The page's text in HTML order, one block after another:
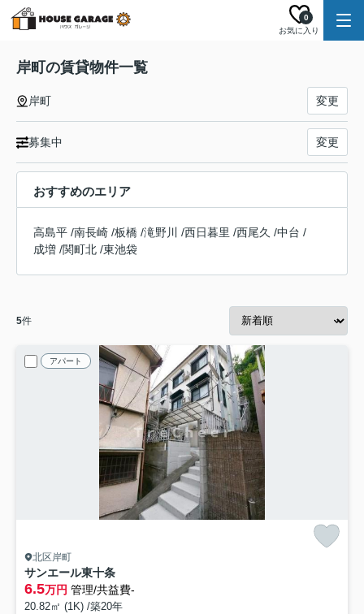
お気に入り
0
岸町の賃貸物件一覧
岸町 変更
募集中 変更
おすすめのエリア
高島平 /南長崎 /板橋 /滝野川 /西日暮里 /西尾久 /中台 /
成増 /関町北 /東池袋
5件
アパート
北区岸町
サンエール東十条
6.5万円 管理/共益費-
20.82㎡ (1K) /築20年